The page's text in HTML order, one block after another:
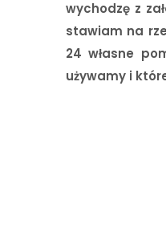
wychodzę z
stawiam na
24 własne
używamy i